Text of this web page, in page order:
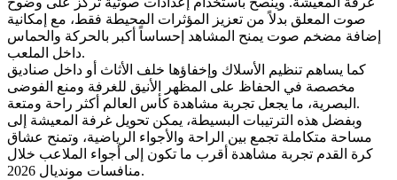
صوت المعلق بدلاً من تعزيز المؤثرات المحيطة فقط، مع إمكانية
إضافة مضخم صوت يمنح المشاهد إحساساً أكبر بالحركة والحماس
داخل الملعب.
كما يساهم تنظيم الأسلاك وإخفاؤها خلف الأثاث أو داخل صناديق
مخصصة في الحفاظ على المظهر الأنيق للغرفة ومنع الفوضى
البصرية، ما يجعل تجربة مشاهدة كأس العالم أكثر راحة ومتعة.
وبفضل هذه الترتيبات البسيطة، يمكن تحويل غرفة المعيشة إلى
مساحة متكاملة تجمع بين الراحة والأجواء الرياضية، وتمنح عشاق
كرة القدم تجربة مشاهدة أقرب ما تكون إلى أجواء الملاعب خلال
منافسات مونديال 2026.